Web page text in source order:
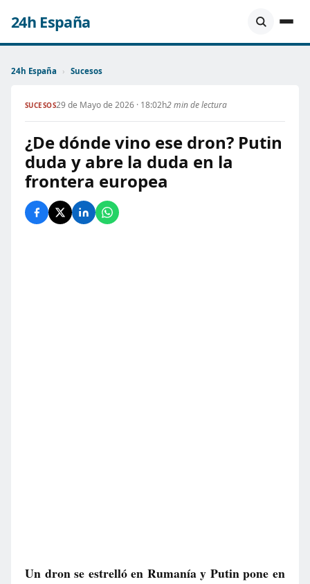
24h España
24h España › Sucesos
SUCESOS29 de Mayo de 2026 · 18:02h2 min de lectura
¿De dónde vino ese dron? Putin
duda y abre la duda en la
frontera europea
Un dron se estrelló en Rumanía y Putin pone en